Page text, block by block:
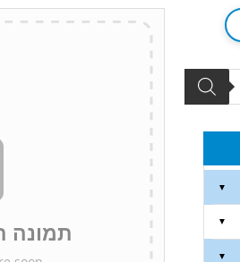
▼
▼
▼